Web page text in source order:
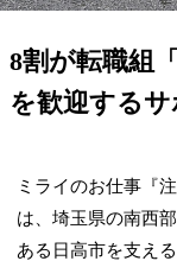
8割が転職組
を歓迎する
ミライのお仕事『
は、埼玉県の南西
ある日高市を支え